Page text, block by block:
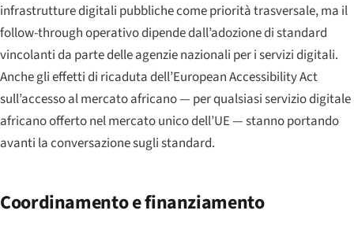
infrastrutture digitali pubbliche come priorità trasversale, ma il
follow-through operativo dipende dall’adozione di standard
vincolanti da parte delle agenzie nazionali per i servizi digitali.
Anche gli effetti di ricaduta dell’European Accessibility Act
sull’accesso al mercato africano — per qualsiasi servizio digitale
africano offerto nel mercato unico dell’UE — stanno portando
avanti la conversazione sugli standard.
Coordinamento e finanziamento